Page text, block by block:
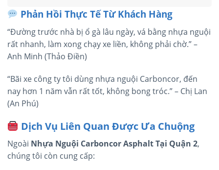
Phản Hồi Thực Tế Từ Khách Hàng
“Đường trước nhà bị ổ gà lâu ngày, vá bằng nhựa nguội
rất nhanh, làm xong chạy xe liền, không phải chờ.” –
Anh Minh (Thảo Điền)
“Bãi xe công ty tôi dùng nhựa nguội Carboncor, đến
nay hơn 1 năm vẫn rất tốt, không bong tróc.” – Chị Lan
(An Phú)
Dịch Vụ Liên Quan Được Ưa Chuộng
Ngoài Nhựa Nguội Carboncor Asphalt Tại Quận 2,
chúng tôi còn cung cấp: